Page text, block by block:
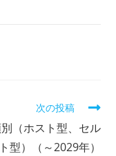
次の投稿
（ホスト型、セル
型）（～2029年）